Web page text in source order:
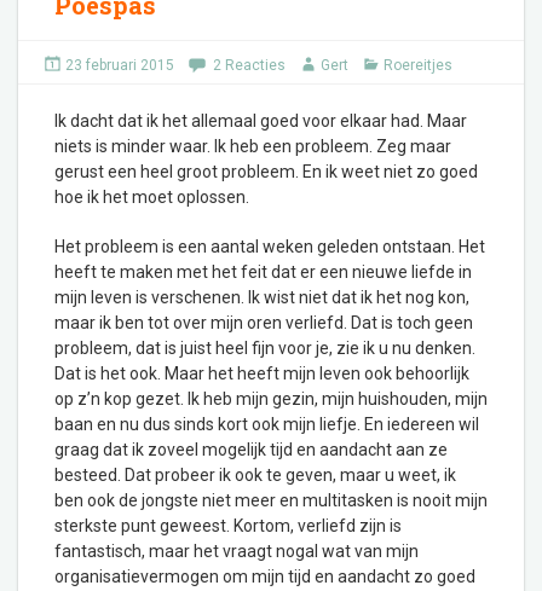
23 februari 2015 2 Reacties Gert Roereitjes
Ik dacht dat ik het allemaal goed voor elkaar had. Maar
niets is minder waar. Ik heb een probleem. Zeg maar
gerust een heel groot probleem. En ik weet niet zo goed
hoe ik het moet oplossen.
Het probleem is een aantal weken geleden ontstaan. Het
heeft te maken met het feit dat er een nieuwe liefde in
mijn leven is verschenen. Ik wist niet dat ik het nog kon,
maar ik ben tot over mijn oren verliefd. Dat is toch geen
probleem, dat is juist heel fijn voor je, zie ik u nu denken.
Dat is het ook. Maar het heeft mijn leven ook behoorlijk
op z’n kop gezet. Ik heb mijn gezin, mijn huishouden, mijn
baan en nu dus sinds kort ook mijn liefje. En iedereen wil
graag dat ik zoveel mogelijk tijd en aandacht aan ze
besteed. Dat probeer ik ook te geven, maar u weet, ik
ben ook de jongste niet meer en multitasken is nooit mijn
sterkste punt geweest. Kortom, verliefd zijn is
fantastisch, maar het vraagt nogal wat van mijn
organisatievermogen om mijn tijd en aandacht zo goed